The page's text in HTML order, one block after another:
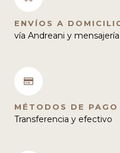
ENVÍOS A
vía Andreani y
MÉTODOS DE PAGO
Transferencia y efectivo